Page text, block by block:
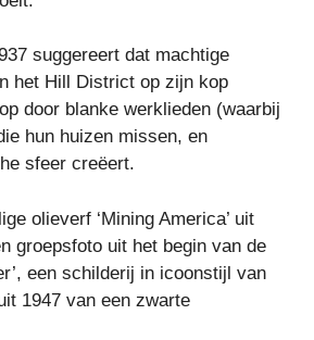
suggereert dat machtige
het Hill District op zijn kop
door blanke werklieden (waarbij
hun huizen missen, en
sfeer creëert.
olieverf ‘Mining America’ uit
groepsfoto uit het begin van de
een schilderij in icoonstijl van
1947 van een zwarte